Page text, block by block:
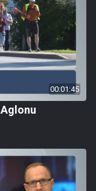
00:01:45